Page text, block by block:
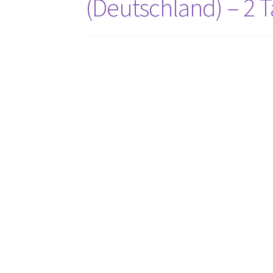
(Deutschland) – 2